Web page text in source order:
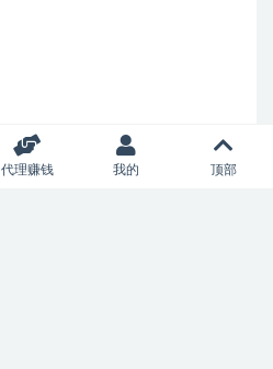
代理赚钱 我的 顶部